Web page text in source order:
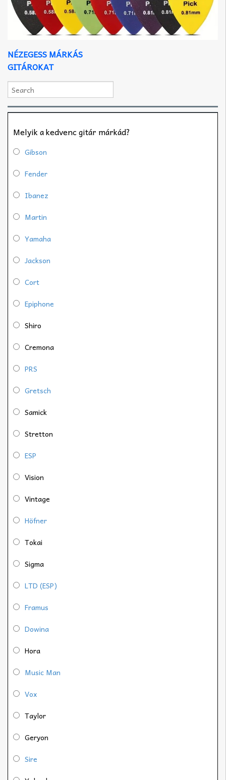
NÉZEGESS MÁRKÁS
GITÁROKAT
Melyik a kedvenc gitár márkád?
Gibson
Fender
Ibanez
Martin
Yamaha
Jackson
Cort
Epiphone
Shiro
Cremona
PRS
Gretsch
Samick
Stretton
ESP
Vision
Vintage
Höfner
Tokai
Sigma
LTD (ESP)
Framus
Dowina
Hora
Music Man
Vox
Taylor
Geryon
Sire